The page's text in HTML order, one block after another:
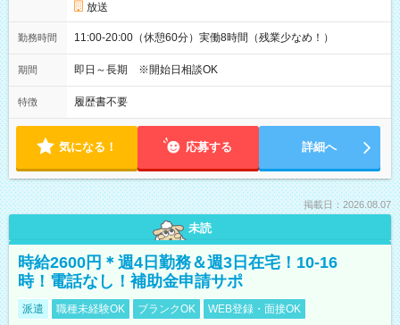
放送
勤務時間 11:00-20:00（休憩60分）実働8時間（残業少なめ！）
期間 即日～長期 ※開始日相談OK
特徴 履歴書不要
気になる！ 応募する 詳細へ
掲載日：2026.08.07
未読
時給2600円＊週4日勤務＆週3日在宅！10-16
時！電話なし！補助金申請サポ
派遣 職種未経験OK ブランクOK WEB登録・面接OK